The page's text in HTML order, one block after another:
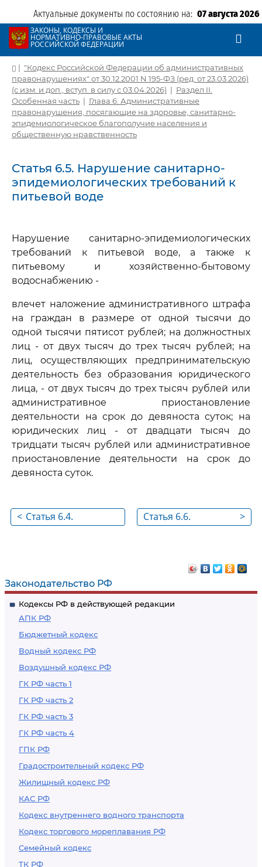
Актуальные документы по состоянию на: 07 августа 2026
ЗАКОНЫ, КОДЕКСЫ И
НОРМАТИВНО-ПРАВОВЫЕ АКТЫ
РОССИЙСКОЙ ФЕДЕРАЦИИ
Законодательство РФ
Кодексы РФ в действующей редакции
АПК РФ
Бюджетный кодекс
Водный кодекс РФ
Воздушный кодекс РФ
ГК РФ часть 1
ГК РФ часть 2
ГК РФ часть 3
ГК РФ часть 4
ГПК РФ
Градостроительный кодекс РФ
Жилищный кодекс РФ
КАС РФ
Кодекс внутреннего водного транспорта
Кодекс торгового мореплавания РФ
Семейный кодекс
ТК РФ
| "Кодекс Российской Федерации об административных
правонарушениях" от 30.12.2001 N 195-ФЗ (ред. от 23.03.2026)
(с изм. и доп., вступ. в силу с 03.04.2026) | Раздел II.
Особенная часть | Глава 6. Административные
правонарушения, посягающие на здоровье, санитарно-
эпидемиологическое благополучие населения и
общественную нравственность
Статья 6.5. Нарушение санитарно-
эпидемиологических требований к
питьевой воде
Нарушение санитарно-эпидемиологических
требований к питьевой воде, а также к
питьевому и хозяйственно-бытовому
водоснабжению -
влечет наложение административного штрафа
на граждан в размере от одной тысячи до
одной тысячи пятисот рублей; на должностных
лиц - от двух тысяч до трех тысяч рублей; на
лиц, осуществляющих предпринимательскую
деятельность без образования юридического
лица, - от двух тысяч до трех тысяч рублей или
административное приостановление
деятельности на срок до девяноста суток; на
юридических лиц - от двадцати тысяч до
тридцати тысяч рублей или административное
приостановление деятельности на срок до
девяноста суток.
< Статья 6.4.
эксплуатации жилых
помещений и
общественных
помещений, зданий,
сооружений и
транспорта
>
Статья 6.6.
эпидемиологических
требований к
организации
питания населения